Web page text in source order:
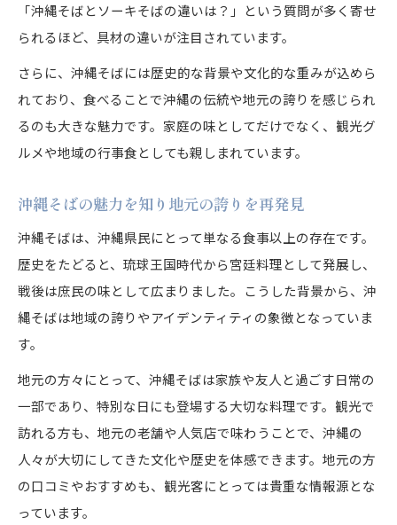
「沖縄そばとソーキそばの違いは？」という質問が多く寄せ
られるほど、具材の違いが注目されています。
さらに、沖縄そばには歴史的な背景や文化的な重みが込めら
れており、食べることで沖縄の伝統や地元の誇りを感じられ
るのも大きな魅力です。家庭の味としてだけでなく、観光グ
ルメや地域の行事食としても親しまれています。
沖縄そばの魅力を知り地元の誇りを再発見
沖縄そばは、沖縄県民にとって単なる食事以上の存在です。
歴史をたどると、琉球王国時代から宮廷料理として発展し、
戦後は庶民の味として広まりました。こうした背景から、沖
縄そばは地域の誇りやアイデンティティの象徴となっていま
す。
地元の方々にとって、沖縄そばは家族や友人と過ごす日常の
一部であり、特別な日にも登場する大切な料理です。観光で
訪れる方も、地元の老舗や人気店で味わうことで、沖縄の
人々が大切にしてきた文化や歴史を体感できます。地元の方
の口コミやおすすめも、観光客にとっては貴重な情報源とな
っています。